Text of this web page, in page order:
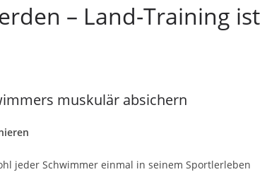
– Land-Training ist
muskulär absichern
jeder Schwimmer einmal in seinem Sportlerleben